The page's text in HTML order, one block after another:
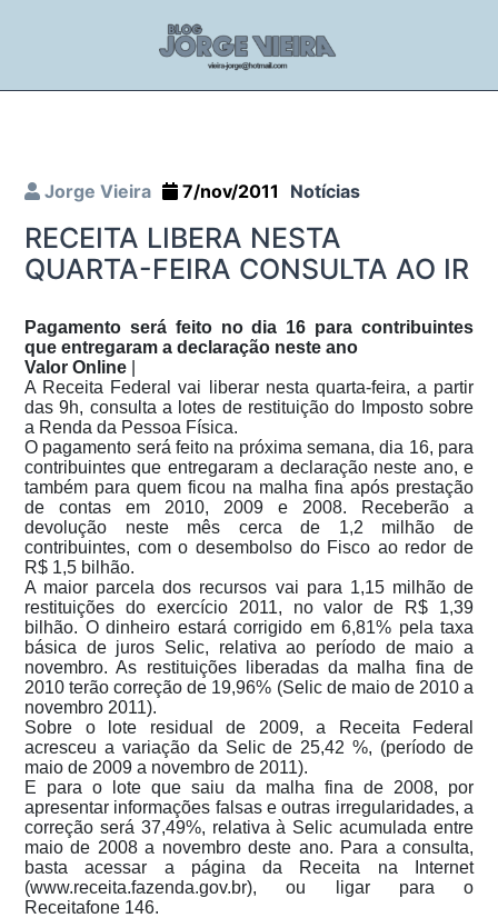
Jorge Vieira 7/nov/2011 Notícias
RECEITA LIBERA NESTA
QUARTA-FEIRA CONSULTA AO IR
Pagamento será feito no dia 16 para contribuintes
que entregaram a declaração neste ano
Valor Online
A Receita Federal vai liberar nesta quarta-feira, a partir
das 9h, consulta a lotes de restituição do Imposto sobre
a Renda da Pessoa Física.
O pagamento será feito na próxima semana, dia 16, para
contribuintes que entregaram a declaração neste ano, e
também para quem ficou na malha fina após prestação
de contas em 2010, 2009 e 2008. Receberão a
devolução neste mês cerca de 1,2 milhão de
contribuintes, com o desembolso do Fisco ao redor de
R$ 1,5 bilhão.
A maior parcela dos recursos vai para 1,15 milhão de
restituições do exercício 2011, no valor de R$ 1,39
bilhão. O dinheiro estará corrigido em 6,81% pela taxa
básica de juros Selic, relativa ao período de maio a
novembro. As restituições liberadas da malha fina de
2010 terão correção de 19,96% (Selic de maio de 2010 a
novembro 2011).
Sobre o lote residual de 2009, a Receita Federal
acresceu a variação da Selic de 25,42 %, (período de
maio de 2009 a novembro de 2011).
E para o lote que saiu da malha fina de 2008, por
apresentar informações falsas e outras irregularidades, a
correção será 37,49%, relativa à Selic acumulada entre
maio de 2008 a novembro deste ano. Para a consulta,
basta acessar a página da Receita na Internet
(www.receita.fazenda.gov.br), ou ligar para o
Receitafone 146.